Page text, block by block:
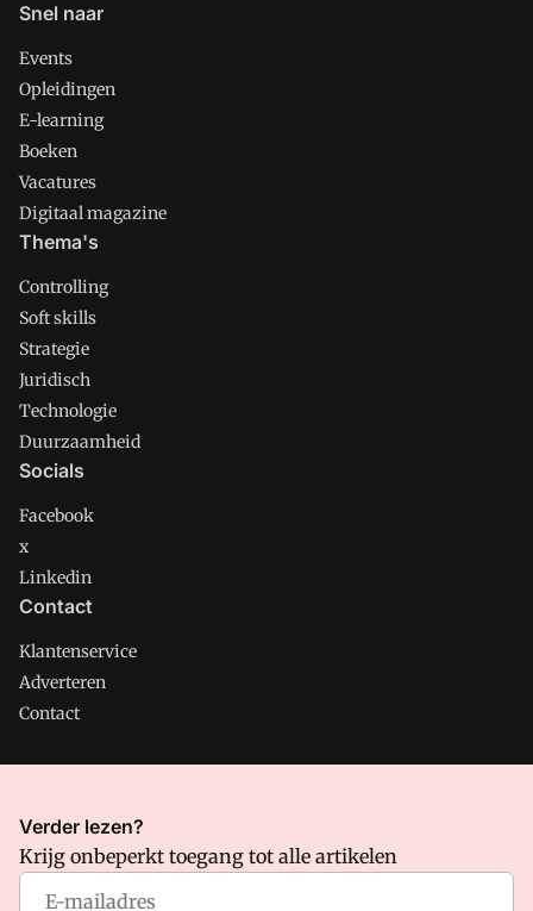
Snel naar
Events
Opleidingen
E-learning
Boeken
Vacatures
Digitaal magazine
Thema's
Controlling
Soft skills
Strategie
Juridisch
Technologie
Duurzaamheid
Socials
Facebook
x
Linkedin
Contact
Klantenservice
Adverteren
Contact
CMweb is onderdeel van VMN media. Lees in
waar VMN media voor staat. Op gebruik van deze site zijn de
volgende regelingen van toepassing:Algemene Voorwaarden
Privacy en Cookie beleid
Verder lezen?
Krijg onbeperkt toegang tot alle artikelen